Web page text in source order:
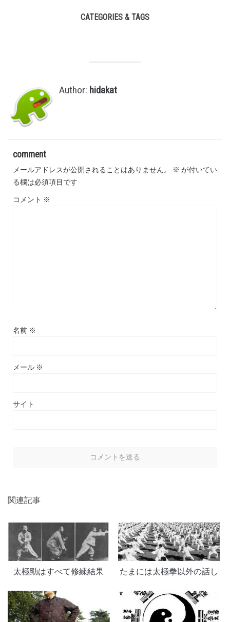
CATEGORIES & TAGS
Author: hidakat
comment
メールアドレスが公開されることはありません。 ※ が付いてい
る欄は必須項目です
コメント ※
名前 ※
メール ※
サイト
関連記事
太極勁はすべて修練結果 たまには太極拳以外の話し